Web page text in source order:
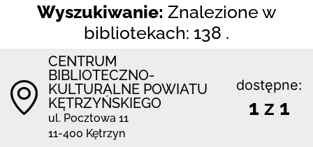
Wyszukiwanie: Znalezione w
bibliotekach: 138 .
CENTRUM
BIBLIOTECZNO-
KULTURALNE POWIATU
KĘTRZYŃSKIEGO
ul. Pocztowa 11
11-400 Kętrzyn
dostępne:
1 z 1